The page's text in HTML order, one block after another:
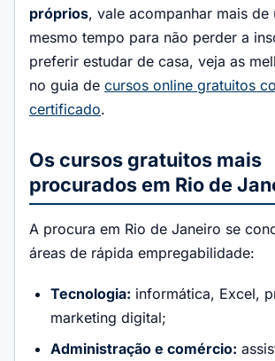
próprios, vale acompanhar mais de
mesmo tempo para não perder a
preferir estudar de casa, veja as
no guia de cursos online gratuitos
certificado.
Os cursos gratuitos mais
procurados em Rio de
A procura em Rio de Janeiro se
áreas de rápida empregabilidade:
Tecnologia: informática, Excel,
marketing digital;
Administração e comércio: